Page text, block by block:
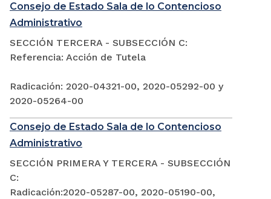
Consejo de Estado Sala de lo Contencioso
Administrativo
SECCIÓN TERCERA - SUBSECCIÓN C:
Referencia: Acción de Tutela
Radicación: 2020-04321-00, 2020-05292-00 y
2020-05264-00
Consejo de Estado Sala de lo Contencioso
Administrativo
SECCIÓN PRIMERA Y TERCERA - SUBSECCIÓN
C:
Radicación:2020-05287-00, 2020-05190-00,